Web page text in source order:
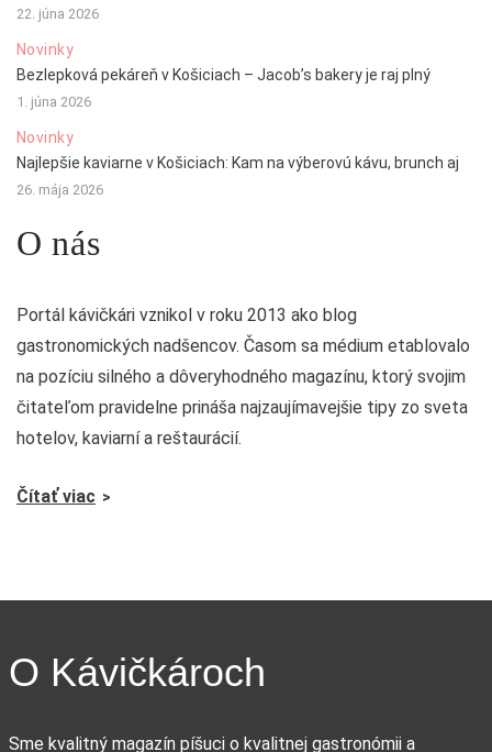
22. júna 2026
Novinky
Bezlepková pekáreň v Košiciach – Jacob’s bakery je raj plný
1. júna 2026
Novinky
Najlepšie kaviarne v Košiciach: Kam na výberovú kávu, brunch aj
26. mája 2026
O nás
Portál kávičkári vznikol v roku 2013 ako blog
gastronomických nadšencov. Časom sa médium etablovalo
na pozíciu silného a dôveryhodného magazínu, ktorý svojim
čitateľom pravidelne prináša najzaujímavejšie tipy zo sveta
hotelov, kaviarní a reštaurácií.
Čítať viac
O Kávičkároch
Sme kvalitný magazín píšuci o kvalitnej gastronómii a